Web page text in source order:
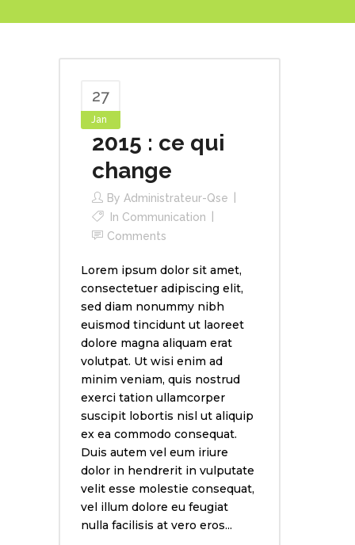
27
Jan
2015 : ce qui
change
By Administrateur-Qse
In Communication
Comments
Lorem ipsum dolor sit amet,
consectetuer adipiscing elit,
sed diam nonummy nibh
euismod tincidunt ut laoreet
dolore magna aliquam erat
volutpat. Ut wisi enim ad
minim veniam, quis nostrud
exerci tation ullamcorper
suscipit lobortis nisl ut aliquip
ex ea commodo consequat.
Duis autem vel eum iriure
dolor in hendrerit in vulputate
velit esse molestie consequat,
vel illum dolore eu feugiat
nulla facilisis at vero eros...